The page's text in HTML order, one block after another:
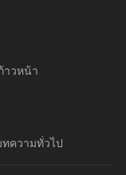
าวหน้า
ความทั่วไป